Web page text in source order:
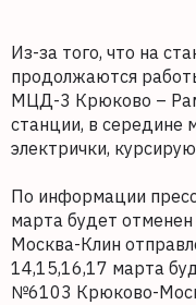
Из-за того, что на
продолжаются
МЦД-3 Крюково –
станции, в середине
электрички,
По информации
марта будет
Москва-Клин
14,15,16,17 марта
№6103 Крюково-